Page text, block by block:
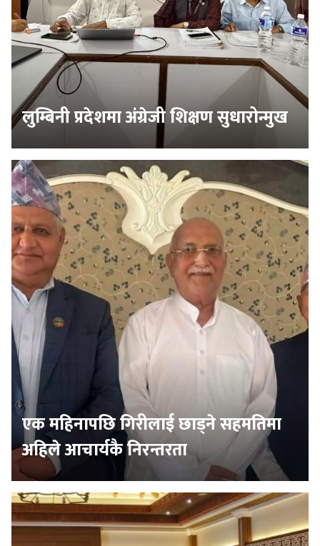
लुम्बिनी प्रदेशमा अंग्रेजी शिक्षण सुधारोन्मुख
एक महिनापछि गिरीलाई छाड्ने सहमतिमा
अहिले आचार्यकै निरन्तरता